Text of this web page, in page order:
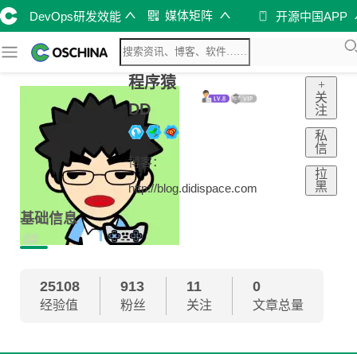
DevOps研发效能 媒体矩阵 开源中国APP
程序猿
DD
博客：
http://blog.didispace.com
+
关
注
私
信
拉
黑
基础信息
25108
经验值
913
粉丝
11
关注
0
文章总量